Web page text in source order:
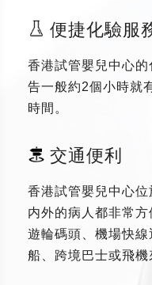
便捷化驗服
香港試管嬰兒中心
告一般約2個小時就
時間。
交通便利
香港試管嬰兒中心
内外的病人都非常方
遊輪碼頭、機場快線
船、跨境巴士或飛機